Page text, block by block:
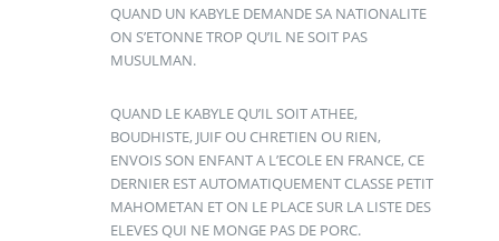
QUAND UN KABYLE DEMANDE SA NATIONALITE
ON S’ETONNE TROP QU’IL NE SOIT PAS
MUSULMAN.
QUAND LE KABYLE QU’IL SOIT ATHEE,
BOUDHISTE, JUIF OU CHRETIEN OU RIEN,
ENVOIS SON ENFANT A L’ECOLE EN FRANCE, CE
DERNIER EST AUTOMATIQUEMENT CLASSE PETIT
MAHOMETAN ET ON LE PLACE SUR LA LISTE DES
ELEVES QUI NE MONGE PAS DE PORC.